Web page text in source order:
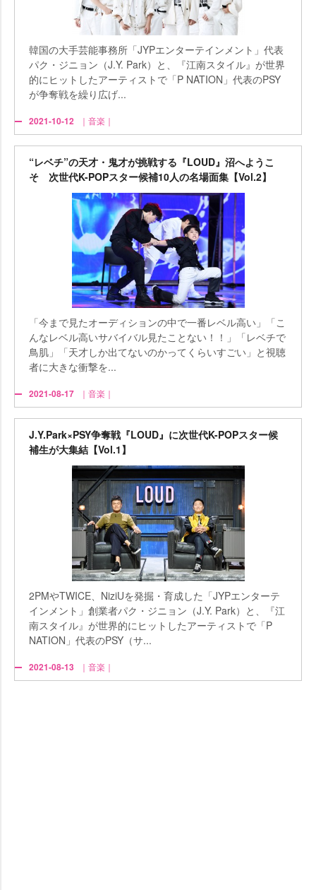
韓国の大手芸能事務所「JYPエンターテインメント」代表
パク・ジニョン（J.Y. Park）と、『江南スタイル』が世界
的にヒットしたアーティストで「P NATION」代表のPSY
が争奪戦を繰り広げ...
2021-10-12 ｜音楽｜
“レベチ”の天才・鬼才が挑戦する『LOUD』沼へようこ
そ 次世代K-POPスター候補10人の名場面集【Vol.2】
「今まで見たオーディションの中で一番レベル高い」「こ
んなレベル高いサバイバル見たことない！！」「レベチで
鳥肌」「天才しか出てないのかってくらいすごい」と視聴
者に大きな衝撃を...
2021-08-17 ｜音楽｜
J.Y.Park×PSY争奪戦『LOUD』に次世代K-POPスター候
補生が大集結【Vol.1】
2PMやTWICE、NiziUを発掘・育成した「JYPエンターテ
インメント」創業者パク・ジニョン（J.Y. Park）と、『江
南スタイル』が世界的にヒットしたアーティストで「P
NATION」代表のPSY（サ...
2021-08-13 ｜音楽｜